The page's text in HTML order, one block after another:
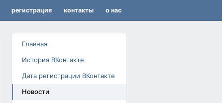
регистрация контакты о нас
Главная
История ВКонтакте
Дата регистрации ВКонтакте
Новости